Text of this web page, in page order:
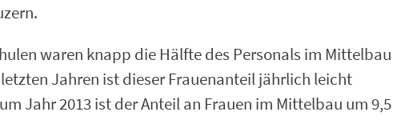
waren knapp die Hälfte des Personals im Mittelbau
letzten Jahren ist dieser Frauenanteil jährlich leicht
Jahr 2013 ist der Anteil an Frauen im Mittelbau um 9,5